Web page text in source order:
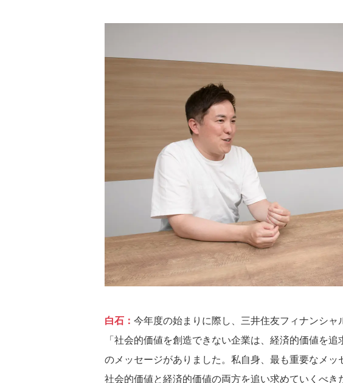
白石： 今年度の始まりに際し、三井住友フィナンシ
「社会的価値を創造できない企業は、経済的価値を
のメッセージがありました。私自身、最も重要なメ
社会的価値と経済的価値の両方を追い求めていくべき